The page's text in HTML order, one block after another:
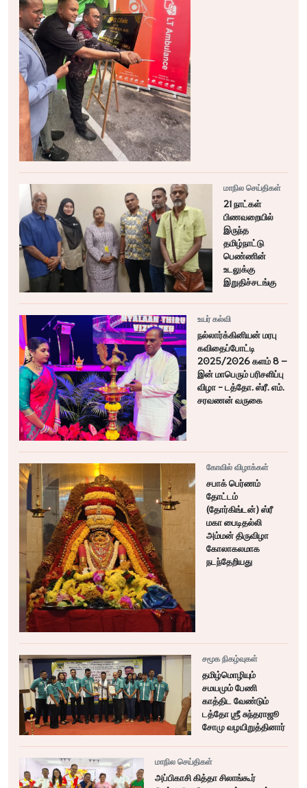
மாநில செய்திகள்
21 நாட்கள்
பிணவறையில்
இருந்த
தமிழ்நாட்டு
பெண்ணின்
உடலுக்கு
இறுதிச்சடங்கு
உயர் கல்வி
நல்லார்க்கினியன் மரபு
கவிதைப்போட்டி
2025/2026 களம் 8 –
இன் மாபெரும் பரிசளிப்பு
விழா - டத்தோ. ஸ்ரீ. எம்.
சரவணன் வருகை
கோவில் விழாக்கள்
சபாக் பெர்ணம்
தோட்டம்
(தோர்கிங்டன்) ஸ்ரீ
மகா பைடிதல்லி
அம்மன் திருவிழா
கோலாகலமாக
நடந்தேறியது
சமூக நிகழ்வுகள்
தமிழ்மொழியும்
சமயமும் பேணி
காத்திட வேண்டும்
டத்தோ ஶ்ரீ சுந்தராஜூ
சோமு வழயிறுத்தினார்
மாநில செய்திகள்
அப்பிகாசி கித்தா சிலாங்கூர்